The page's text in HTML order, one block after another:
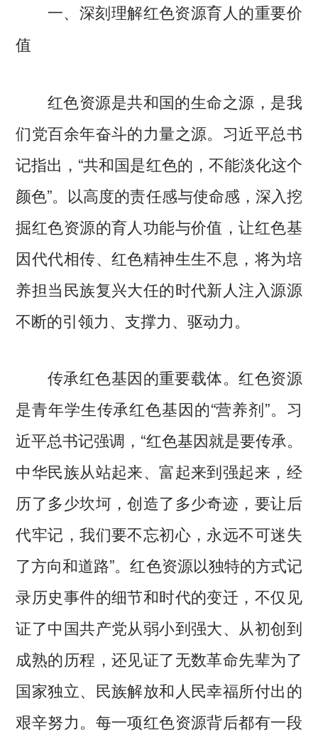
一、深刻理解红色资源育人的重要价
值
红色资源是共和国的生命之源，是我
们党百余年奋斗的力量之源。习近平总书
记指出，“共和国是红色的，不能淡化这个
颜色”。以高度的责任感与使命感，深入挖
掘红色资源的育人功能与价值，让红色基
因代代相传、红色精神生生不息，将为培
养担当民族复兴大任的时代新人注入源源
不断的引领力、支撑力、驱动力。
传承红色基因的重要载体。红色资源
是青年学生传承红色基因的“营养剂”。习
近平总书记强调，“红色基因就是要传承。
中华民族从站起来、富起来到强起来，经
历了多少坎坷，创造了多少奇迹，要让后
代牢记，我们要不忘初心，永远不可迷失
了方向和道路”。红色资源以独特的方式记
录历史事件的细节和时代的变迁，不仅见
证了中国共产党从弱小到强大、从初创到
成熟的历程，还见证了无数革命先辈为了
国家独立、民族解放和人民幸福所付出的
艰辛努力。每一项红色资源背后都有一段